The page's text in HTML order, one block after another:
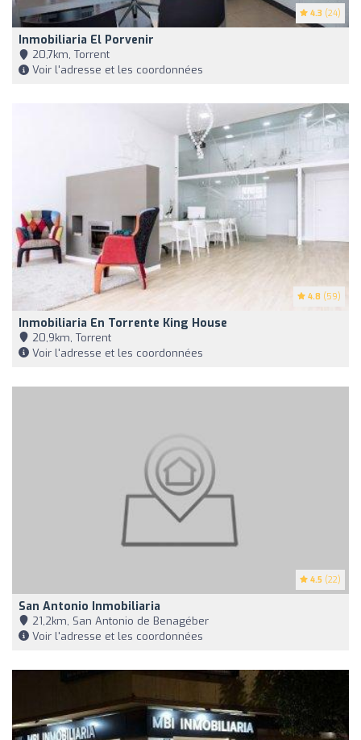
4.3 (24)
Inmobiliaria El Porvenir
20,7km, Torrent
Voir l'adresse et les coordonnées
4.8 (59)
Inmobiliaria En Torrente King House
20,9km, Torrent
Voir l'adresse et les coordonnées
4.5 (22)
San Antonio Inmobiliaria
21,2km, San Antonio de Benagéber
Voir l'adresse et les coordonnées